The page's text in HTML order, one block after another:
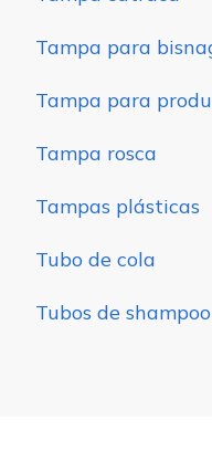
Tampa para
Tampa para
Tampa rosca
Tampas plásticas
Tubo de cola
Tubos de shampoo